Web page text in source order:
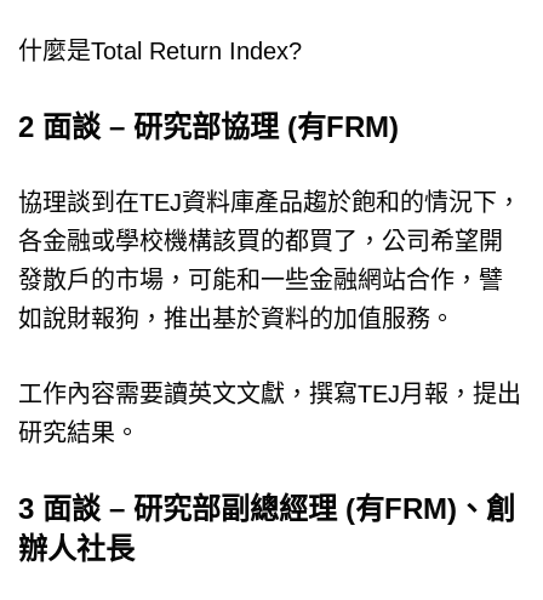
什麼是Total Return Index?
2 面談 – 研究部協理 (有FRM)
協理談到在TEJ資料庫產品趨於飽和的情況下，
各金融或學校機構該買的都買了，公司希望開
發散戶的市場，可能和一些金融網站合作，譬
如說財報狗，推出基於資料的加值服務。
工作內容需要讀英文文獻，撰寫TEJ月報，提出
研究結果。
3 面談 – 研究部副總經理 (有FRM)、創
辦人社長